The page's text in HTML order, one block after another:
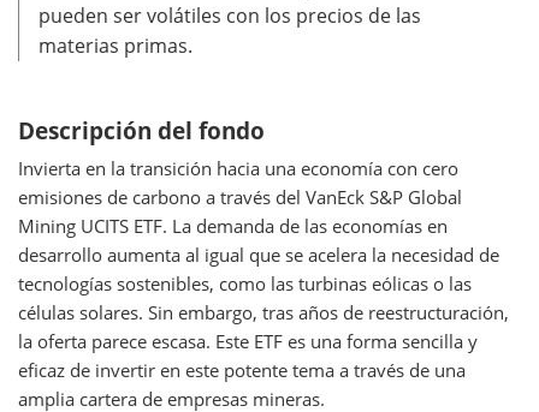
pueden ser volátiles con los precios de las
materias primas.
Descripción del fondo
Invierta en la transición hacia una economía con cero
emisiones de carbono a través del VanEck S&P Global
Mining UCITS ETF. La demanda de las economías en
desarrollo aumenta al igual que se acelera la necesidad de
tecnologías sostenibles, como las turbinas eólicas o las
células solares. Sin embargo, tras años de reestructuración,
la oferta parece escasa. Este ETF es una forma sencilla y
eficaz de invertir en este potente tema a través de una
amplia cartera de empresas mineras.